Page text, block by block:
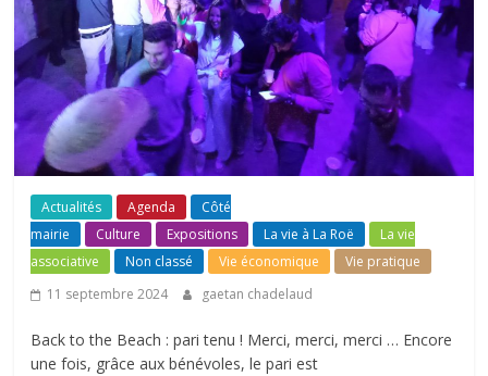
Actualités Agenda
Côté
mairie
Culture Expositions La vie à La Roë
La vie
associative
Non classé Vie économique
Vie pratique
11 septembre 2024
gaetan chadelaud
Back to the Beach : pari tenu ! Merci, merci, merci … Encore
une fois, grâce aux bénévoles, le pari est